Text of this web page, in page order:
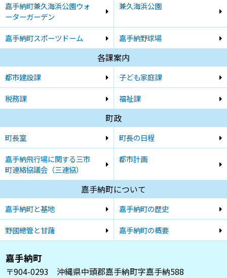
嘉手納町兼久海浜公園ウォ
ーターガーデン
兼久海浜公園
嘉手納町スポーツドーム 嘉手納野球場
各課案内
都市建設課
子ども家庭課
税務課
福祉課
町政
町長室
町長の日程
嘉手納飛行場に関する三市
町連絡協議会（三連協）
都市計画
嘉手納町について
嘉手納町と基地
嘉手納町の歴史
野國總管と甘藷
嘉手納町の概要
嘉手納町
〒904-0293 沖縄県中頭郡嘉手納町字嘉手納588